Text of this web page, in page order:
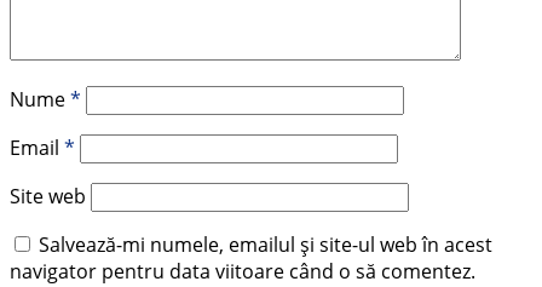
Nume*
Email *
Site web
Salvează-mi numele, emailul și site-ul web în acest
navigator pentru data viitoare când o să comentez.